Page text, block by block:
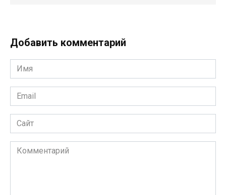
Добавить комментарий
Имя
Email
Сайт
Комментарий